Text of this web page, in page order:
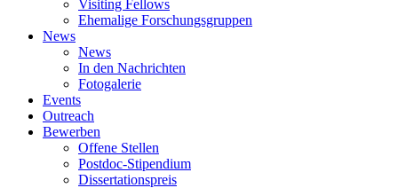
Visiting Fellows
Ehemalige Forschungsgruppen
News
News
In den Nachrichten
Fotogalerie
Events
Outreach
Bewerben
Offene Stellen
Postdoc-Stipendium
Dissertationspreis